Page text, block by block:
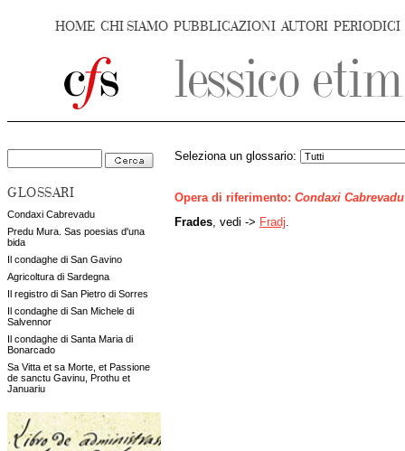
HOME CHI SIAMO PUBBLICAZIONI AUTORI PERIODICI
GLOSSARI
Condaxi Cabrevadu
Predu Mura. Sas poesias d'una
bida
Il condaghe di San Gavino
Agricoltura di Sardegna
Il registro di San Pietro di Sorres
Il condaghe di San Michele di
Salvennor
Il condaghe di Santa Maria di
Bonarcado
Sa Vitta et sa Morte, et Passione
de sanctu Gavinu, Prothu et
Januariu
Seleziona un glossario:
Opera di riferimento: Condaxi Cabrevadu
Frades , vedi -> Fradj